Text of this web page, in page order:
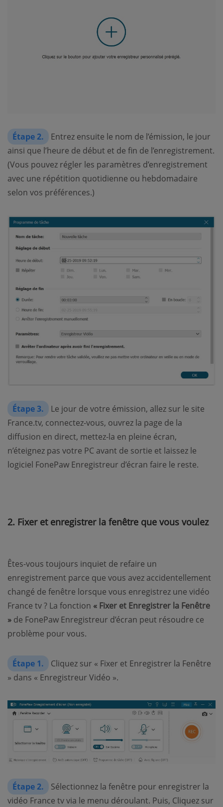
Étape 2.
Entrez ensuite le nom de l’émission, le jour
ainsi que l’heure de début et de fin de l’enregistrement.
(Vous pouvez régler les paramètres d’enregistrement
avec une répétition quotidienne ou hebdomadaire
selon vos préférences.)
Étape 3.
Le jour de votre émission, allez sur le site
France.tv, connectez-vous, ouvrez la page de la
diffusion en direct, mettez-la en pleine écran,
n’éteignez pas votre PC avant de sortie et laissez le
logiciel FonePaw Enregistreur d’écran faire le reste.
2. Fixer et enregistrer la fenêtre que vous voulez
Êtes-vous toujours inquiet de refaire un
enregistrement parce que vous avez accidentellement
changé de fenêtre lorsque vous enregistrez une vidéo
France tv ? La fonction « Fixer et Enregistrer la Fenêtre
» de FonePaw Enregistreur d’écran peut résoudre ce
problème pour vous.
Étape 1.
Cliquez sur « Fixer et Enregistrer la Fenêtre
» dans « Enregistreur Vidéo ».
Étape 2.
Sélectionnez la fenêtre pour enregistrer la
vidéo France tv via le menu déroulant. Puis, Cliquez sur